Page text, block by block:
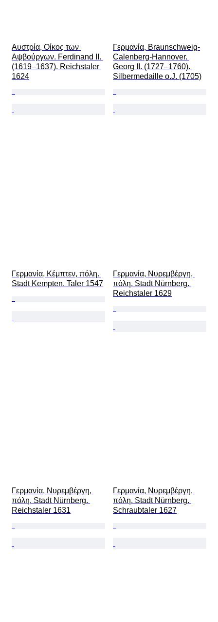
Αυστρία, Οίκος των
Αψβούργων. Ferdinand II.
(1619–1637). Reichstaler
1624
Γερμανία, Braunschweig-
Calenberg-Hannover.
Georg II. (1727–1760).
Silbermedaille o.J. (1705)
Γερμανία, Κέμπτεν, πόλη.
Stadt Kempten. Taler 1547
Γερμανία, Νυρεμβέργη,
πόλη. Stadt Nürnberg.
Reichstaler 1629
Γερμανία, Νυρεμβέργη,
πόλη. Stadt Nürnberg.
Reichstaler 1631
Γερμανία, Νυρεμβέργη,
πόλη. Stadt Nürnberg.
Schraubtaler 1627